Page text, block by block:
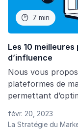
 7 min
Les 10
d’influence
Nous vous
plateformes de
permettant
févr. 20, 2023
La Stratégie du